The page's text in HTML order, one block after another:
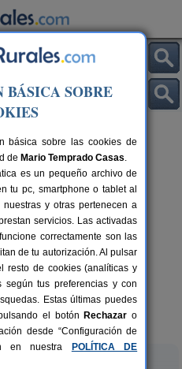
La Barca de La
2-6 pers.
desde20 €
SOBRE
básica sobre las cookies de
de Mario Temprado Casas.
es un pequeño archivo de
tu pc, smartphone o tablet al
y otras pertenecen a
servicios. Las activadas
correctamente son las
de tu autorización. Al pulsar
resto de cookies (analíticas y
según tus preferencias y con
Estas últimas puedes
el botón Rechazar o
desde “Configuración de
en nuestra
POLÍTICA DE